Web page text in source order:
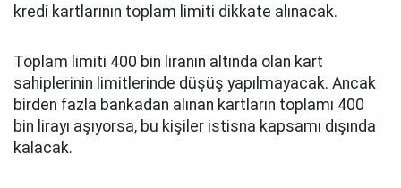
kredi kartlarının toplam limiti dikkate alınacak.
Toplam limiti 400 bin liranın altında olan kart
sahiplerinin limitlerinde düşüş yapılmayacak. Ancak
birden fazla bankadan alınan kartların toplamı 400
bin lirayı aşıyorsa, bu kişiler istisna kapsamı dışında
kalacak.